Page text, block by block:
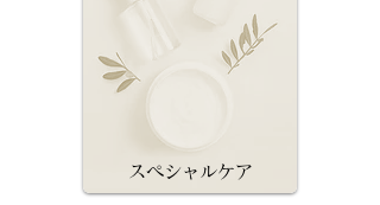
スペシャルケア